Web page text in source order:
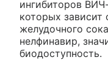
ингибиторов
которых зависит
желудочного
нелфинавир,
биодоступность.